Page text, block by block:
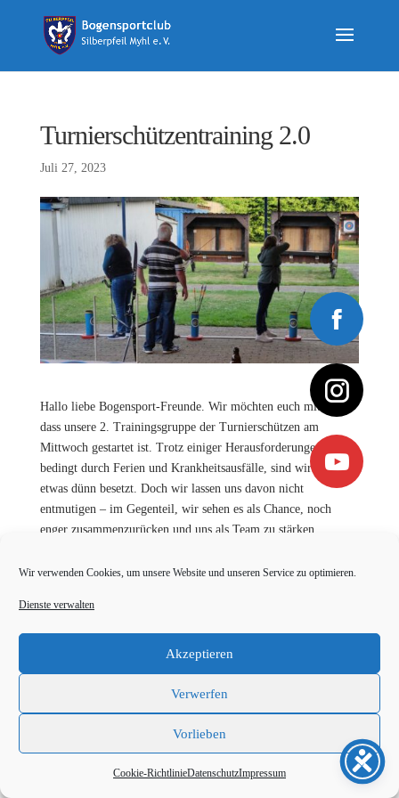
Wir verwenden Cookies, um unsere Website und unseren Service zu optimieren.
Dienste verwalten
Akzeptieren
Verwerfen
Vorlieben
Cookie-RichtlinieDatenschutzImpressum
Turnierschützentraining 2.0
Juli 27, 2023
Hallo liebe Bogensport-Freunde. Wir möchten euch mitteilen,
dass unsere 2. Trainingsgruppe der Turnierschützen am
Mittwoch gestartet ist. Trotz einiger Herausforderungen,
bedingt durch Ferien und Krankheitsausfälle, sind wir noch
etwas dünn besetzt. Doch wir lassen uns davon nicht
entmutigen – im Gegenteil, wir sehen es als Chance, noch
enger zusammenzurücken und uns als Team zu stärken